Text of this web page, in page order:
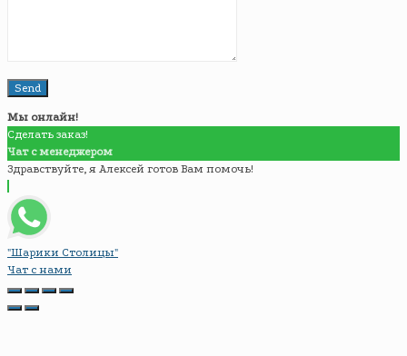
Мы онлайн!
Сделать заказ!
Чат с менеджером
Здравствуйте, я Алексей готов Вам помочь!
"Шарики Столицы"
Чат с нами